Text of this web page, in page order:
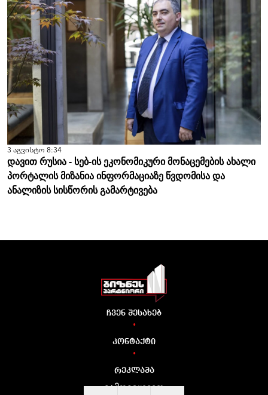
3 აგვისტო 8:34
დავით რუსია - სებ-ის ეკონომიკური მონაცემების ახალი
პორტალის მიზანია ინფორმაციაზე წვდომისა და
ანალიზის სისწორის გამარტივება
ჩვენ შესახებ
•
კონტაქტი
•
რეკლამა
გამოგვყევით